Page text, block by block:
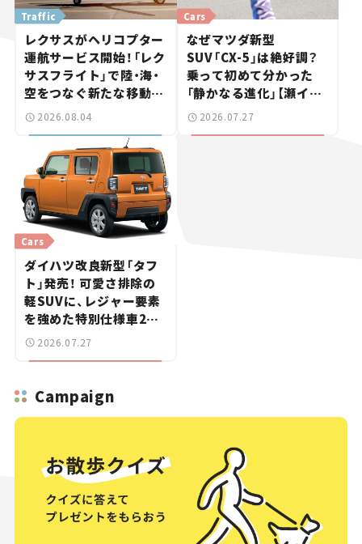
Traffic
レクサスがヘリコプター
運航サービス開始！「レク
サスフライト」で陸・海・
空をつなぐ新たな移動体
験とは
2026.08.04
Cars
なぜマツダ新型
SUV「CX-5」は絶好調？
乗って初めて分かった
「静かなる進化」【瀬イオ
ナの試乗レビュー】
2026.07.27
Cars
ダイハツ改良新型「タフ
ト」発売！ 可愛さ排除の
軽SUVに、レジャー要素
を強めた特別仕様車2モ
デルを設定【新車ニュー
2026.07.27
Campaign